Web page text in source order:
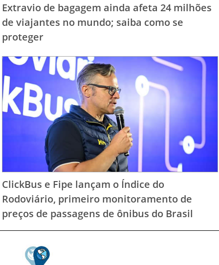
Extravio de bagagem ainda afeta 24 milhões
de viajantes no mundo; saiba como se
proteger
ClickBus e Fipe lançam o Índice do
Rodoviário, primeiro monitoramento de
preços de passagens de ônibus do Brasil